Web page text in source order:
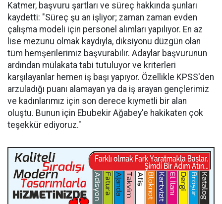
Katmer, başvuru şartları ve süreç hakkında şunları
kaydetti: "Süreç şu an işliyor; zaman zaman evden
çalışma modeli için personel alımları yapılıyor. En az
lise mezunu olmak kaydıyla, diksiyonu düzgün olan
tüm hemşerilerimiz başvurabilir. Adaylar başvurunun
ardından mülakata tabi tutuluyor ve kriterleri
karşılayanlar hemen iş başı yapıyor. Özellikle KPSS'den
arzuladığı puanı alamayan ya da iş arayan gençlerimiz
ve kadınlarımız için son derece kıymetli bir alan
oluştu. Bunun için Ebubekir Ağabey'e hakikaten çok
teşekkür ediyoruz."